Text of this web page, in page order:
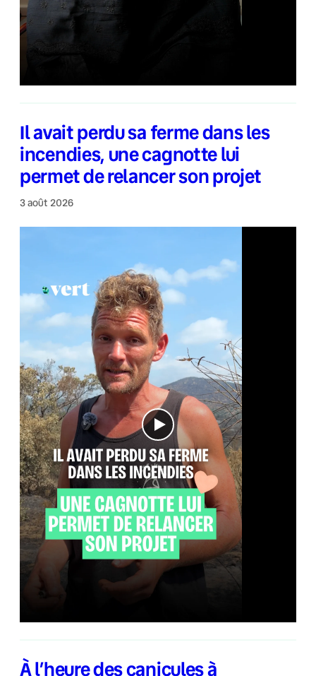
Il avait perdu sa ferme dans les
incendies, une cagnotte lui
permet de relancer son projet
3 août 2026
À l’heure des canicules à